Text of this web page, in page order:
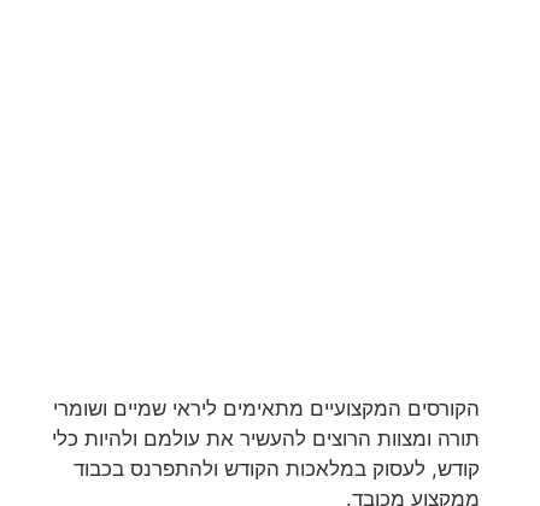
הקורסים המקצועיים מתאימים ליראי שמיים ושומרי
תורה ומצוות הרוצים להעשיר את עולמם ולהיות כלי
קודש, לעסוק במלאכות הקודש ולהתפרנס בכבוד
ממקצוע מכובד.